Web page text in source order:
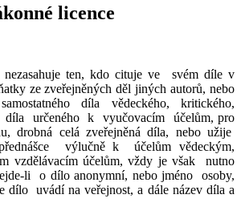
licence
nezasahuje ten, kdo cituje ve svém díle v
ze zveřejněných děl jiných autorů, nebo
díla vědeckého, kritického,
určeného k vyučovacím účelům, pro
drobná celá zveřejněná díla, nebo užije
výlučně k účelům vědeckým,
vzdělávacím účelům, vždy je však nutno
li o dílo anonymní, nebo jméno osoby,
dílo uvádí na veřejnost, a dále název díla a